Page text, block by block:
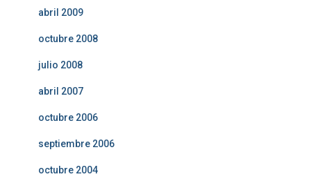
abril 2009
octubre 2008
julio 2008
abril 2007
octubre 2006
septiembre 2006
octubre 2004